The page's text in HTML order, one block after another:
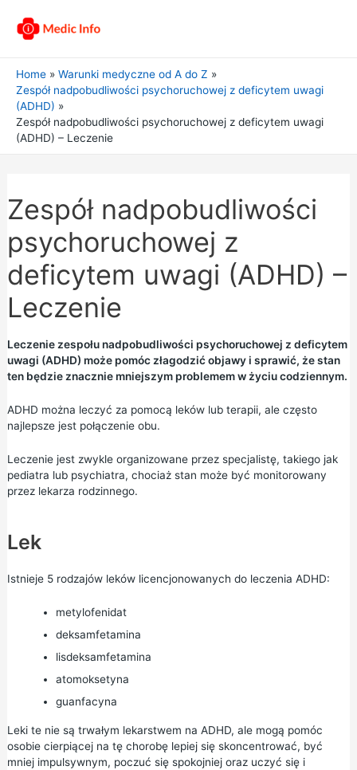
Home
Warunki medyczne od A do Z
Zespół nadpobudliwości psychoruchowej z deficytem uwagi
(ADHD)
Zespół nadpobudliwości psychoruchowej z deficytem uwagi
(ADHD) – Leczenie
Zespół nadpobudliwości
psychoruchowej z
deficytem uwagi (ADHD) –
Leczenie
Leczenie zespołu nadpobudliwości psychoruchowej z deficytem
uwagi (ADHD) może pomóc złagodzić objawy i sprawić, że stan
ten będzie znacznie mniejszym problemem w życiu codziennym.
ADHD można leczyć za pomocą leków lub terapii, ale często
najlepsze jest połączenie obu.
Leczenie jest zwykle organizowane przez specjalistę, takiego jak
pediatra lub psychiatra, chociaż stan może być monitorowany
przez lekarza rodzinnego.
Lek
Istnieje 5 rodzajów leków licencjonowanych do leczenia ADHD:
metylofenidat
deksamfetamina
lisdeksamfetamina
atomoksetyna
guanfacyna
Leki te nie są trwałym lekarstwem na ADHD, ale mogą pomóc
osobie cierpiącej na tę chorobę lepiej się skoncentrować, być
mniej impulsywnym, poczuć się spokojniej oraz uczyć się i